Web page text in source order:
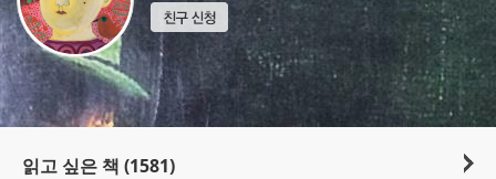
읽고 싶은 책 (1581)